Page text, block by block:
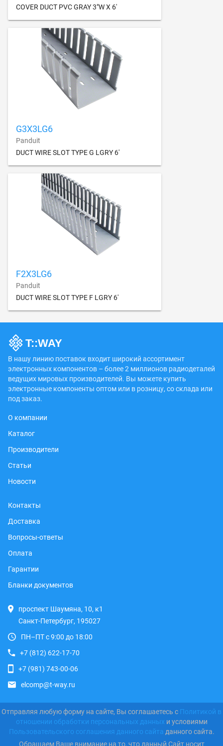
COVER DUCT PVC GRAY 3"W X 6'
G3X3LG6
Panduit
DUCT WIRE SLOT TYPE G LGRY 6'
F2X3LG6
Panduit
DUCT WIRE SLOT TYPE F LGRY 6'
В нашу линию поставок входит широкий ассортимент
электронных компонентов – более 2 миллионов радиодеталей
ведущих мировых производителей. Вы можете купить
электронные компоненты оптом или в розницу, со склада или
под заказ.
О компании
Каталог
Производители
Статьи
Новости
Контакты
Доставка
Вопросы-ответы
Оплата
Гарантии
Бланки документов
проспект Шаумяна, 10, к1
Санкт-Петербург, 195027
ПН–ПТ с 9:00 до 18:00
+7 (812) 622-17-70
+7 (981) 743-00-06
elcomp@t-way.ru
Отправляя любую форму на сайте, Вы соглашаетесь с Политикой в
отношении обработки персональных данных и условиями
Пользовательского соглашения данного сайта данного сайта.
Обращаем Ваше внимание на то, что данный Сайт носит